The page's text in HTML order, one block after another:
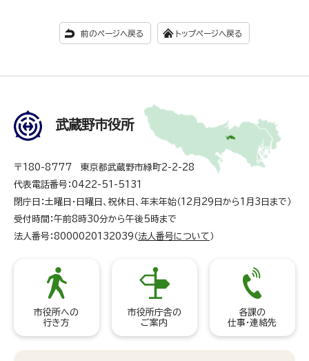
前のページへ戻る トップページへ戻る
武蔵野市役所
〒180-8777 東京都武蔵野市緑町2-2-28
代表電話番号：0422-51-5131
閉庁日：土曜日・日曜日、祝休日、年末年始（12月29日から1月3日まで）
受付時間：午前8時30分から午後5時まで
法人番号：8000020132039（ 法人番号について ）
市役所への
行き方
市役所庁舎の
ご案内
各課の
仕事・連絡先